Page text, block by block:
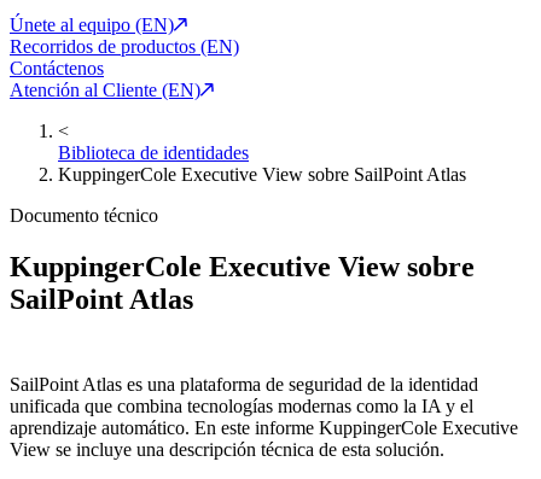
Únete al equipo (EN)
Recorridos de productos (EN)
Contáctenos
Atención al Cliente (EN)
<
Biblioteca de identidades
KuppingerCole Executive View sobre SailPoint Atlas
Documento técnico
KuppingerCole Executive View sobre
SailPoint Atlas
SailPoint Atlas es una plataforma de seguridad de la identidad
unificada que combina tecnologías modernas como la IA y el
aprendizaje automático. En este informe KuppingerCole Executive
View se incluye una descripción técnica de esta solución.